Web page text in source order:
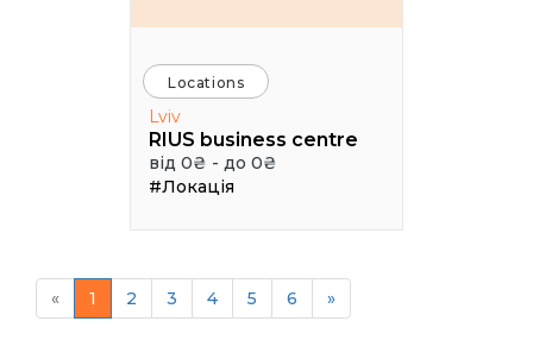
Locations
Lviv
RIUS business centre
від 0₴ - до 0₴
#Локація
« 1 2 3 4 5 6 »